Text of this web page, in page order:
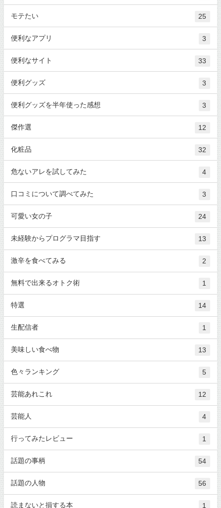
モテたい 25
便利なアプリ 3
便利なサイト 33
便利グッズ 3
便利グッズを半年使った感想 3
傑作選 12
化粧品 32
危ないアレを試してみた 4
口コミについて調べてみた 3
可愛い女の子 24
未経験からプログラマ目指す 13
激辛を食べてみる 2
無料で出来るオトク術 1
特選 14
生配信者 1
美味しい食べ物 13
色々ランキング 5
芸能あれこれ 12
芸能人 4
行ってみたレビュー 1
話題の事柄 54
話題の人物 56
読まないと損する本 1